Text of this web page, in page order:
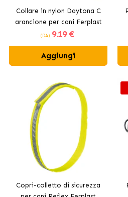
Collare in nylon Daytona C
arancione per cani Ferplast
(DA) 9.19 €
Aggiungi
Copri-colletto di sicurezza